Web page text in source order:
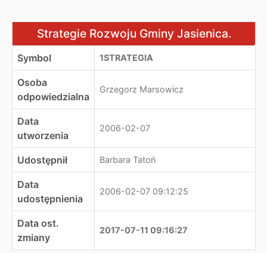
Strategie Rozwoju Gminy Jasienica.
Strategie Rozwoju Gminy Jasienica.
Symbol 1STRATEGIA
Osoba
odpowiedzialna
Grzegorz Marsowicz
Data
utworzenia
2006-02-07
Udostępnił Barbara Tatoń
Data
udostępnienia
2006-02-07 09:12:25
Data ost.
zmiany
2017-07-11 09:16:27